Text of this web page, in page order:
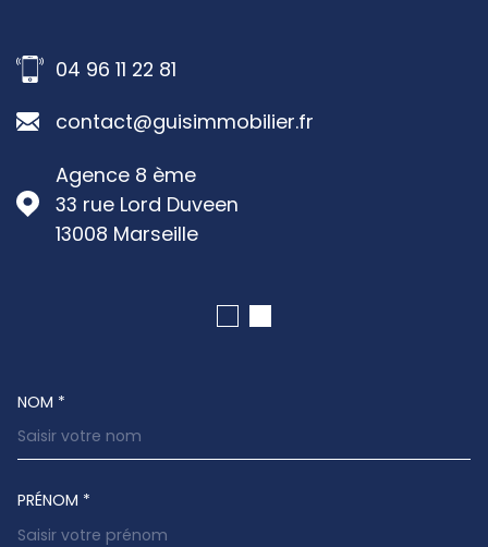
04 96 11 22 81
contact@guisimmobilier.fr
Agence 8 ème
33 rue Lord Duveen
13008
Marseille
TRAD_MELTEM_VOSCOORDONNEES
NOM *
PRÉNOM *